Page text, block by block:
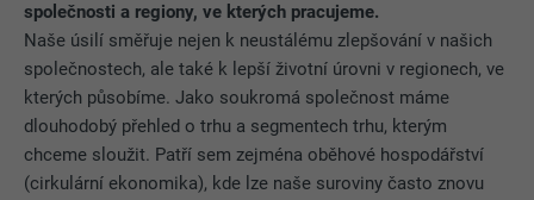
společnosti a regiony, ve kterých pracujeme.
Naše úsilí směřuje nejen k neustálému zlepšování v našich
společnostech, ale také k lepší životní úrovni v regionech, ve
kterých působíme. Jako soukromá společnost máme
dlouhodobý přehled o trhu a segmentech trhu, kterým
chceme sloužit. Patří sem zejména oběhové hospodářství
(cirkulární ekonomika), kde lze naše suroviny často znovu